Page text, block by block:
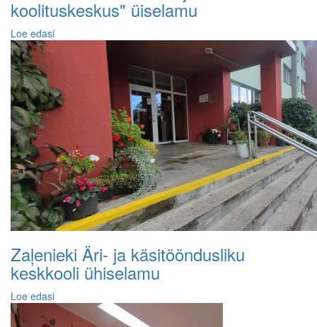
koolituskeskus" üiselamu
Loe edasi
Zaļenieki Äri- ja käsitööndusliku
keskkooli ühiselamu
Loe edasi